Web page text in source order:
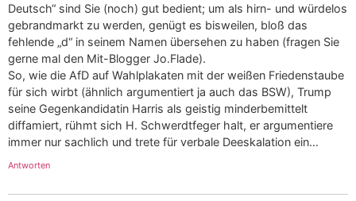
Deutsch“ sind Sie (noch) gut bedient; um als hirn- und würdelos
gebrandmarkt zu werden, genügt es bisweilen, bloß das
fehlende „d“ in seinem Namen übersehen zu haben (fragen Sie
gerne mal den Mit-Blogger Jo.Flade).
So, wie die AfD auf Wahlplakaten mit der weißen Friedenstaube
für sich wirbt (ähnlich argumentiert ja auch das BSW), Trump
seine Gegenkandidatin Harris als geistig minderbemittelt
diffamiert, rühmt sich H. Schwerdtfeger halt, er argumentiere
immer nur sachlich und trete für verbale Deeskalation ein…
Antworten